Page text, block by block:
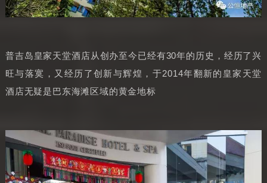
普吉岛皇家天堂酒店从创办至今已经有30年的历史，经历了兴
旺与落寞，又经历了创新与辉煌，于2014年翻新的皇家天堂
酒店无疑是巴东海滩区域的黄金地标